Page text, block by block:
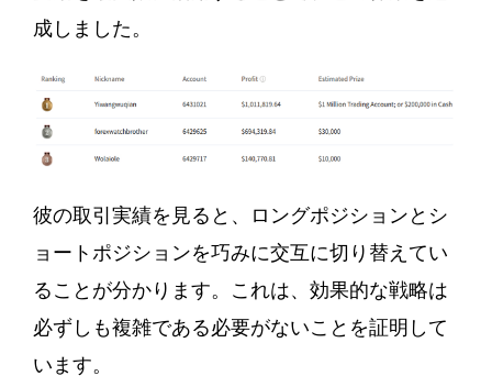
成しました。
彼の取引実績を見ると、ロングポジションとシ
ョートポジションを巧みに交互に切り替えてい
ることが分かります。これは、効果的な戦略は
必ずしも複雑である必要がないことを証明して
います。